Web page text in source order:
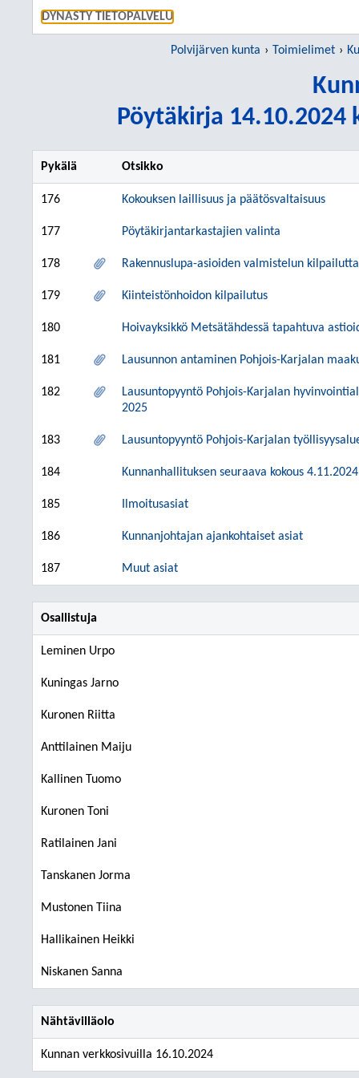
DYNASTY TIETOPALVELU
Polvijärven kunta Toimielimet
Pöytäkirja 14.10.2024
Pykälä Otsikko
176 Kokouksen laillisuus ja päätösvaltaisuus
177 Pöytäkirjantarkastajien valinta
178 Rakennuslupa-asioiden valmistelun
179 Kiinteistönhoidon kilpailutus
180 Hoivayksikkö Metsätähdessä tapahtuva
181 Lausunnon antaminen Pohjois-Karjalan
182
Lausuntopyyntö Pohjois-Karjalan
2025
183 Lausuntopyyntö Pohjois-Karjalan
184 Kunnanhallituksen seuraava kokous
185 Ilmoitusasiat
186 Kunnanjohtajan ajankohtaiset asiat
187 Muut asiat
Osallistuja
Leminen Urpo
Kuningas Jarno
Kuronen Riitta
Anttilainen Maiju
Kallinen Tuomo
Kuronen Toni
Ratilainen Jani
Tanskanen Jorma
Mustonen Tiina
Hallikainen Heikki
Niskanen Sanna
Nähtävilläolo
Kunnan verkkosivuilla 16.10.2024